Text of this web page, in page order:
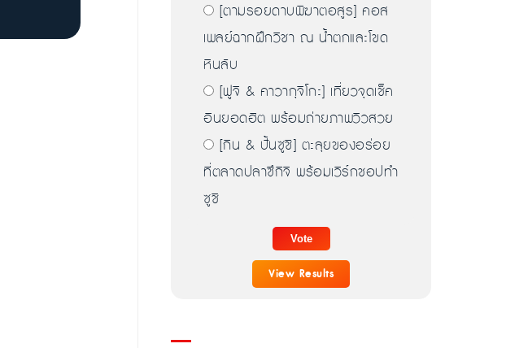
[ตามรอยดาบพิฆาตอสูร] คอส
เพลย์ฉากฝึกวิชา ณ น้ำตกและโขด
หินลับ
[ฟูจิ & คาวากุจิโกะ] เที่ยวจุดเช็ค
อินยอดฮิต พร้อมถ่ายภาพวิวสวย
[กิน & ปั้นซูชิ] ตะลุยของอร่อย
ที่ตลาดปลาซึกิจิ พร้อมเวิร์กชอปทำ
ซูชิ
View Results